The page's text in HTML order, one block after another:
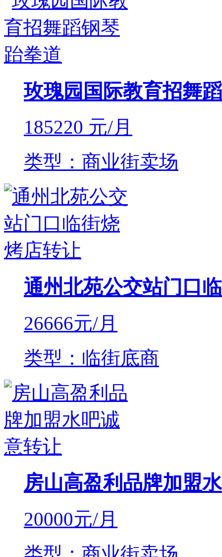
玫瑰园国际教育招舞
185220 元/月
类型：商业街卖场
通州北苑公交站门口
26666元/月
类型：临街底商
房山高盈利品牌加盟
20000元/月